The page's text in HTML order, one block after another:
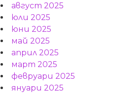
август 2025
юли 2025
юни 2025
май 2025
април 2025
март 2025
февруари 2025
януари 2025